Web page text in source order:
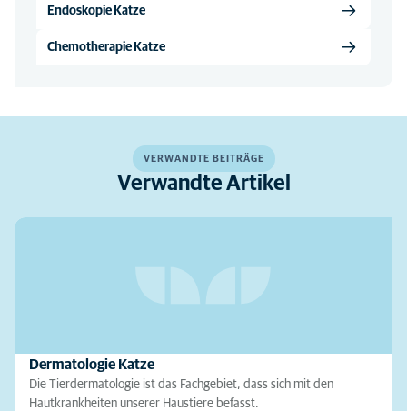
Endoskopie Katze
Chemotherapie Katze
VERWANDTE BEITRÄGE
Verwandte Artikel
Dermatologie Katze
Die Tierdermatologie ist das Fachgebiet, dass sich mit den
Hautkrankheiten unserer Haustiere befasst.